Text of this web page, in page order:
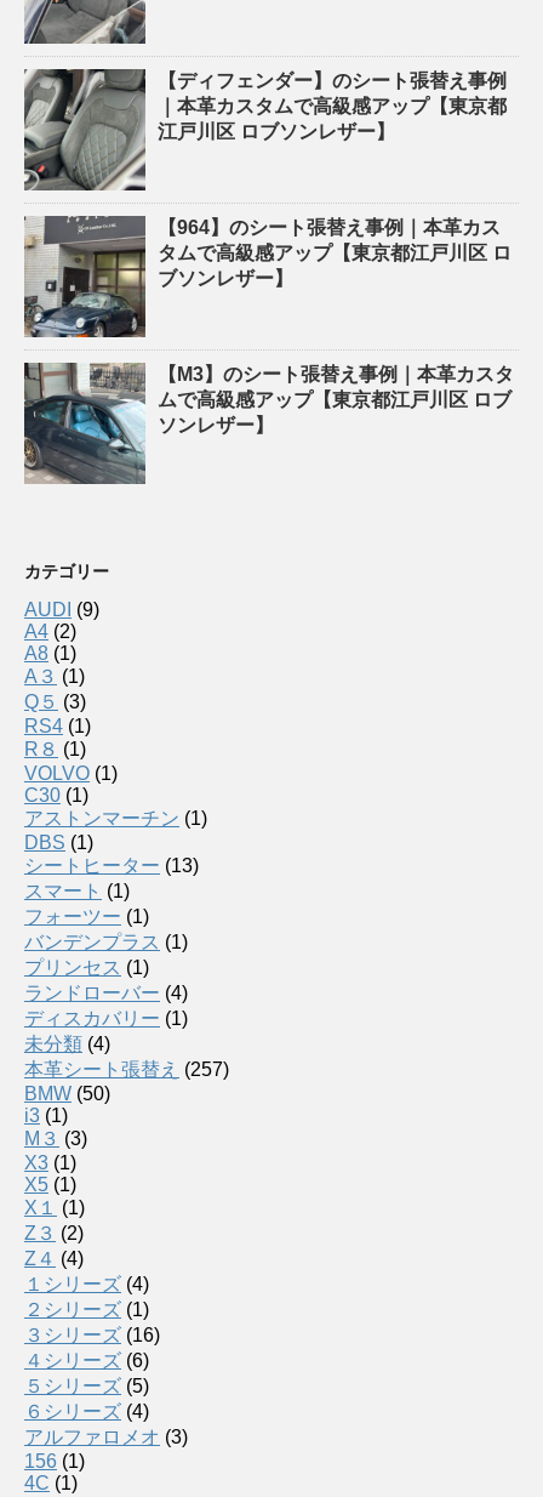
【ディフェンダー】のシート張替え事例
｜本革カスタムで高級感アップ【東京都
江戸川区 ロブソンレザー】
【964】のシート張替え事例｜本革カス
タムで高級感アップ【東京都江戸川区 ロ
ブソンレザー】
【M3】のシート張替え事例｜本革カスタ
ムで高級感アップ【東京都江戸川区 ロブ
ソンレザー】
カテゴリー
AUDI (9)
A4 (2)
A8 (1)
A３ (1)
Q５ (3)
RS4 (1)
R８ (1)
VOLVO (1)
C30 (1)
アストンマーチン (1)
DBS (1)
シートヒーター (13)
スマート (1)
フォーツー (1)
バンデンプラス (1)
プリンセス (1)
ランドローバー (4)
ディスカバリー (1)
未分類 (4)
本革シート張替え (257)
BMW (50)
i3 (1)
M３ (3)
X3 (1)
X5 (1)
X１
(1)
Z３ (2)
Z４ (4)
１シリーズ (4)
２シリーズ (1)
３シリーズ (16)
４シリーズ (6)
５シリーズ (5)
６シリーズ (4)
アルファロメオ (3)
156 (1)
4C (1)